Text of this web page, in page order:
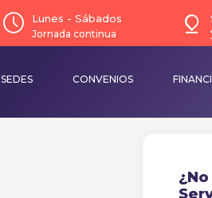
Lunes - Sábados
Jornada continua
SEDES CONVENIOS